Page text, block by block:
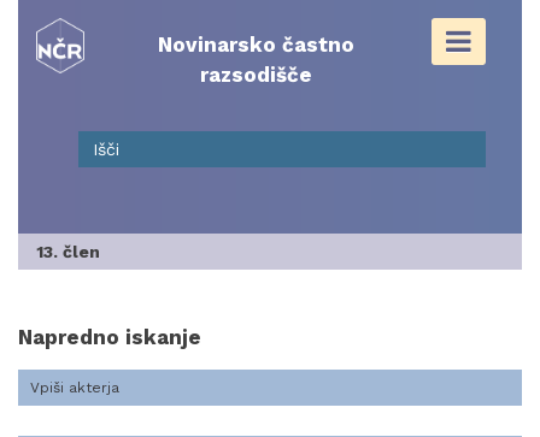
content
Novinarsko častno
razsodišče
13. člen
Napredno iskanje